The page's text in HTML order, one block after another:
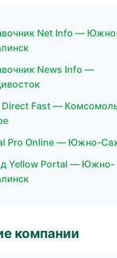
Net Info —
News Info —
Fast —
Pro Online — Южно-
Yellow Portal — Южно-
компании